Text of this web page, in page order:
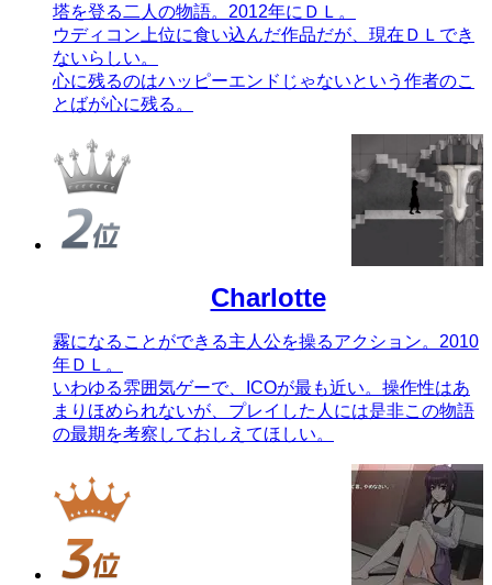
塔を登る二人の物語。2012年にＤＬ。
ウディコン上位に食い込んだ作品だが、現在ＤＬでき
ないらしい。
心に残るのはハッピーエンドじゃないという作者のこ
とばが心に残る。
Charlotte
霧になることができる主人公を操るアクション。2010
年ＤＬ。
いわゆる雰囲気ゲーで、ICOが最も近い。操作性はあ
まりほめられないが、プレイした人には是非この物語
の最期を考察しておしえてほしい。